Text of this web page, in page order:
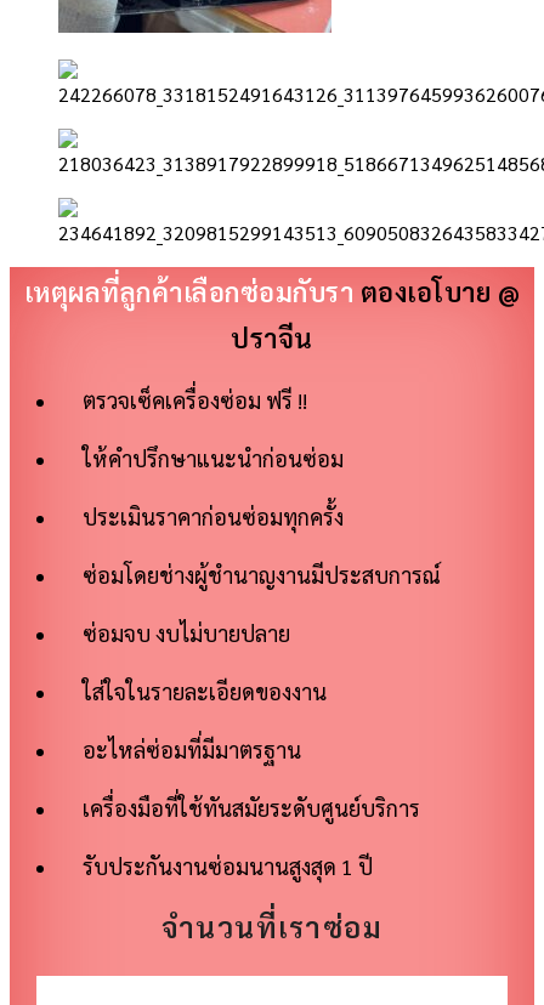
เหตุผลที่ลูกค้าเลือกซ่อมกับรา ตองเอโบาย @
ปราจีน
ตรวจเซ็คเครื่องซ่อม ฟรี !!
ให้คำปรึกษาแนะนำก่อนซ่อม
ประเมินราคาก่อนซ่อมทุกครั้ง
ซ่อมโดยช่างผู้ชำนาญงานมีประสบการณ์
ซ่อมจบ งบไม่บายปลาย
ใส่ใจในรายละเอียดของงาน
อะไหล่ซ่อมที่มีมาตรฐาน
เครื่องมือที่ใช้ทันสมัยระดับศูนย์บริการ
รับประกันงานซ่อมนานสูงสุด 1 ปี
จำนวนที่เราซ่อม